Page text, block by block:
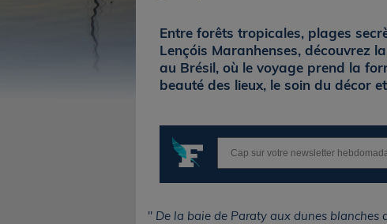
Entre forêts tropicales, plages
Lençóis Maranhenses, découvrez
au Brésil, où le voyage prend la
beauté des lieux, le soin du décor
" De la baie de Paraty aux dunes